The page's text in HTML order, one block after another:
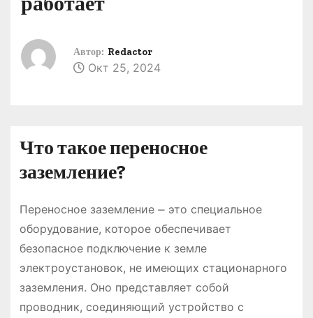
Автор: Redactor
Окт 25, 2024
Что такое переносное
заземление?
Переносное заземление ⎼ это специальное
оборудование, которое обеспечивает
безопасное подключение к земле
электроустановок, не имеющих стационарного
заземления. Оно представляет собой
проводник, соединяющий устройство с